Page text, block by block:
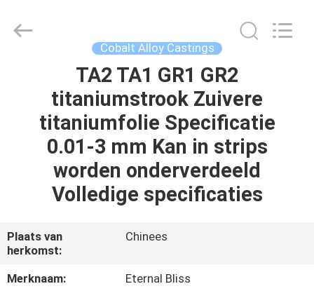
PRODUCTEN
VIDEOS
ONGEVEER
ONS
FABRIEKSREIS
Casting
Cobalt Alloy Castings
TA2 TA1 GR1 GR2
titaniumstrook Zuivere
titaniumfolie Specificatie
0.01-3 mm Kan in strips
worden onderverdeeld
Volledige specificaties
Plaats van
herkomst:
Chinees
Merknaam:
Eternal Bliss